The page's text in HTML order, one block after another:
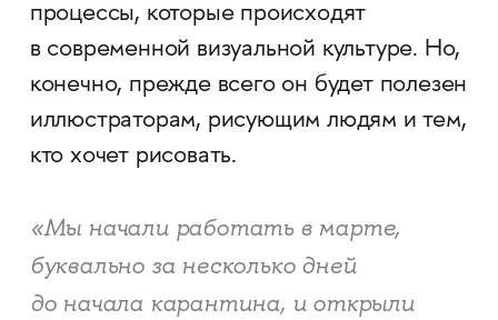
процессы, которые происходят
в современной визуальной культуре. Но,
конечно, прежде всего он будет полезен
иллюстраторам, рисующим людям и тем,
кто хочет рисовать.
«Мы начали работать в марте,
буквально за несколько дней
до начала карантина, и открыли